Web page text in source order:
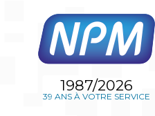
1987/2026
39 ANS À VOTRE SERVICE